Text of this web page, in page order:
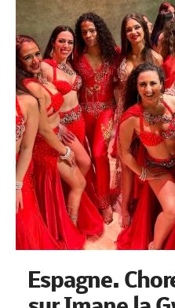
Espagne.
sur Imane la